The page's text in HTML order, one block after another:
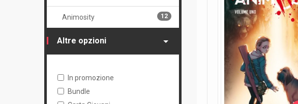
Animosity 12
Altre opzioni
In promozione
Bundle